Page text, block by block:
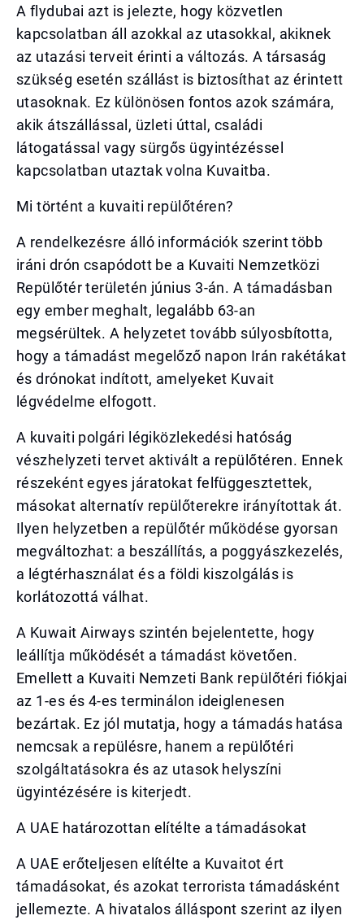
A flydubai azt is jelezte, hogy közvetlen
kapcsolatban áll azokkal az utasokkal, akiknek
az utazási terveit érinti a változás. A társaság
szükség esetén szállást is biztosíthat az érintett
utasoknak. Ez különösen fontos azok számára,
akik átszállással, üzleti úttal, családi
látogatással vagy sürgős ügyintézéssel
kapcsolatban utaztak volna Kuvaitba.
Mi történt a kuvaiti repülőtéren?
A rendelkezésre álló információk szerint több
iráni drón csapódott be a Kuvaiti Nemzetközi
Repülőtér területén június 3-án. A támadásban
egy ember meghalt, legalább 63-an
megsérültek. A helyzetet tovább súlyosbította,
hogy a támadást megelőző napon Irán rakétákat
és drónokat indított, amelyeket Kuvait
légvédelme elfogott.
A kuvaiti polgári légiközlekedési hatóság
vészhelyzeti tervet aktivált a repülőtéren. Ennek
részeként egyes járatokat felfüggesztettek,
másokat alternatív repülőterekre irányítottak át.
Ilyen helyzetben a repülőtér működése gyorsan
megváltozhat: a beszállítás, a poggyászkezelés,
a légtérhasználat és a földi kiszolgálás is
korlátozottá válhat.
A Kuwait Airways szintén bejelentette, hogy
leállítja működését a támadást követően.
Emellett a Kuvaiti Nemzeti Bank repülőtéri fiókjai
az 1-es és 4-es terminálon ideiglenesen
bezártak. Ez jól mutatja, hogy a támadás hatása
nemcsak a repülésre, hanem a repülőtéri
szolgáltatásokra és az utasok helyszíni
ügyintézésére is kiterjedt.
A UAE határozottan elítélte a támadásokat
A UAE erőteljesen elítélte a Kuvaitot ért
támadásokat, és azokat terrorista támadásként
jellemezte. A hivatalos álláspont szerint az ilyen